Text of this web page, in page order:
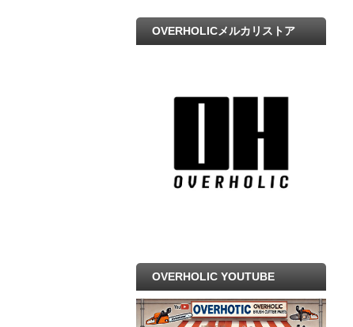
OVERHOLICメルカリストア
OVERHOLIC YOUTUBE